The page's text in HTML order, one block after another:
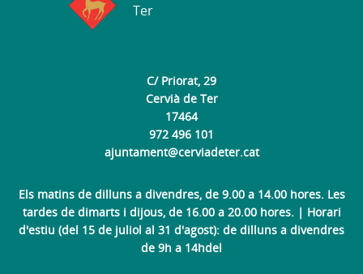
C/ Priorat, 29
Cervià de Ter
17464
972 496 101
ajuntament@cerviadeter.cat
Els matins de dilluns a divendres, de 9.00 a 14.00 hores. Les
tardes de dimarts i dijous, de 16.00 a 20.00 hores. | Horari
d'estiu (del 15 de juliol al 31 d'agost): de dilluns a divendres
de 9h a 14hdel
Ter